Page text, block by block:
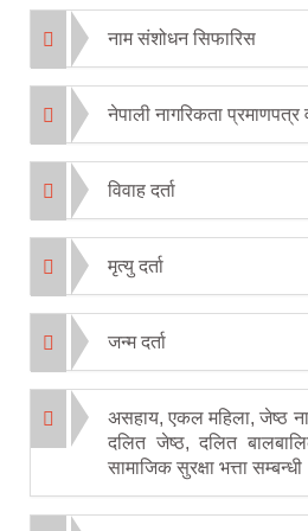
नाम संशोधन सिफारिस
नेपाली नागरिकता
विवाह दर्ता
मृत्यु दर्ता
जन्म दर्ता
असहाय, एकल महिला, जेष्ठ
दलित जेष्ठ, दलित
सामाजिक सुरक्षा भत्ता सम्बन्धी